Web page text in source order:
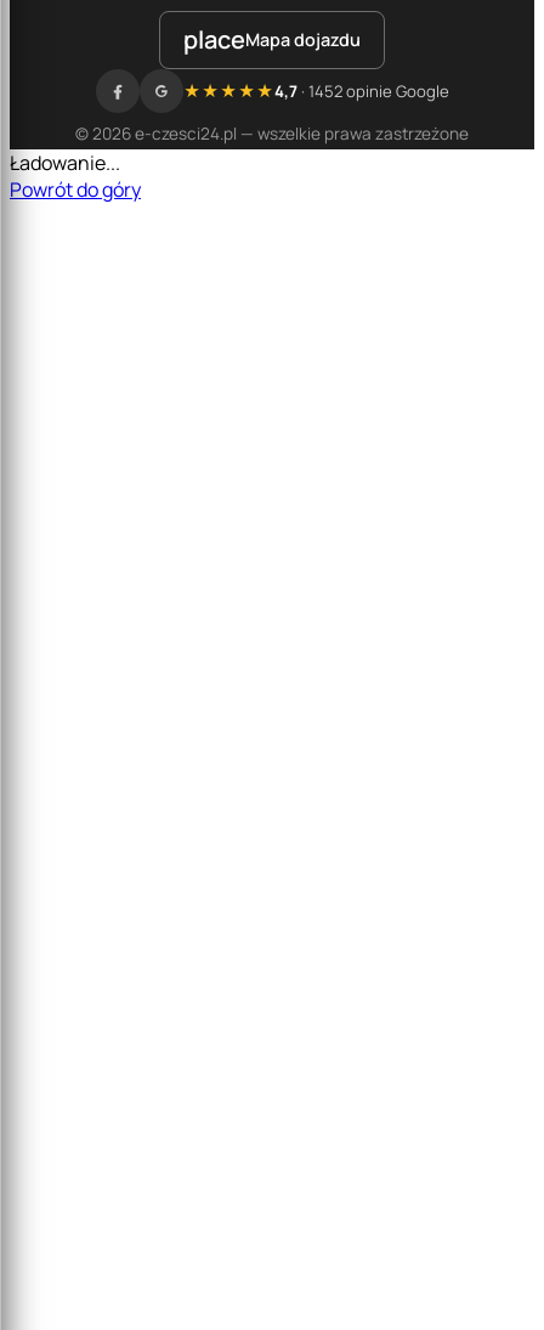
placeMapa dojazdu
© 2026 e-czesci24.pl — wszelkie prawa zastrzeżone
★★★★★4,7· 1452 opinie Google
Ładowanie...
Powrót do góry